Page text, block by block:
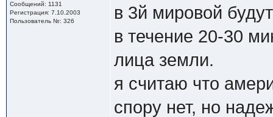
Сообщений: 1131
Регистрация: 7.10.2003
Пользователь №: 326
в 3й мировой
в течение 20-30
лица земли.
я считаю что
спору нет, но